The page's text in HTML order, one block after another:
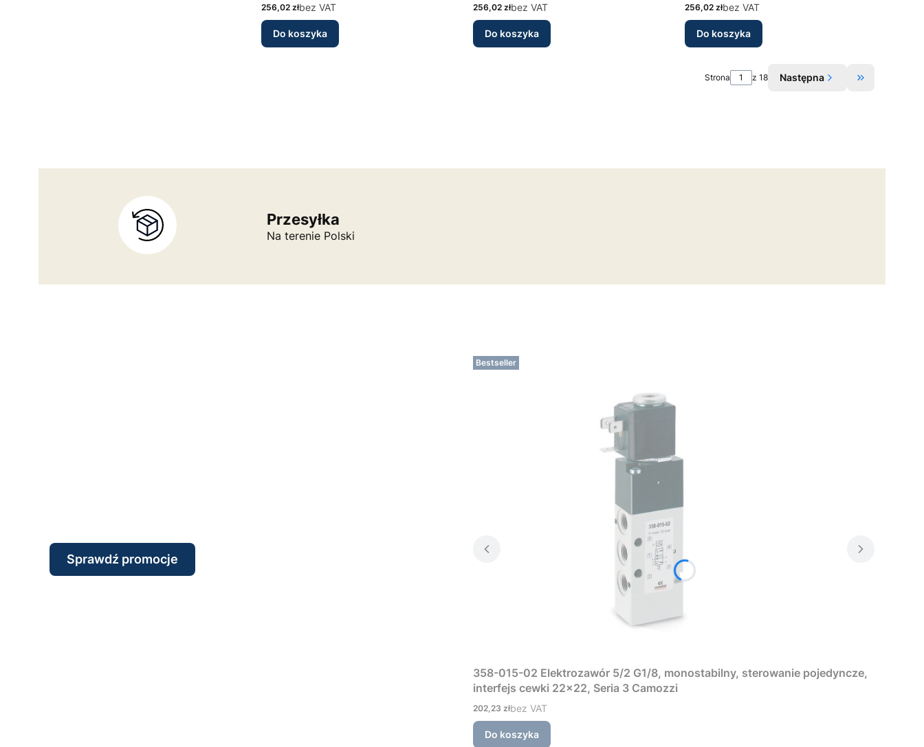
Cena
256,02 złbez VAT
Do koszyka
Cena
256,02 złbez VAT
Do koszyka
Cena
256,02 złbez VAT
Do koszyka
Strona z 18 Następna Przejdź do
Przesyłka
Na terenie Polski
Sprawdź promocje
Bestseller
358-015-02 Elektrozawór 5/2 G1/8, monostabilny, sterowanie pojedyncze,
interfejs cewki 22×22, Seria 3 Camozzi
Cena
202,23 złbez VAT
Do koszyka